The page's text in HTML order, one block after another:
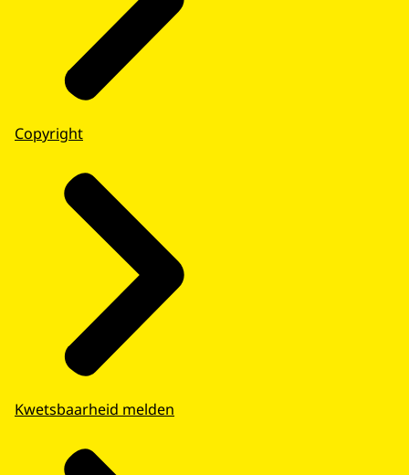
Copyright
Kwetsbaarheid melden